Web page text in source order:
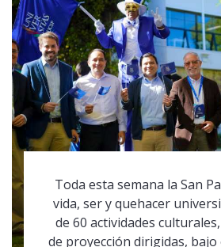
Toda esta semana la San
vida, ser y quehacer
de 60 actividades
de proyección dirigidas, bajo